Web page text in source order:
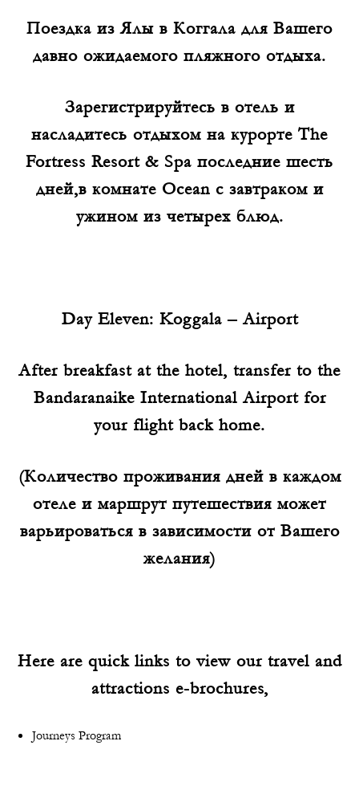
Поездка из Ялы в Коггала для Вашего
давно ожидаемого пляжного отдыха.
Зарегистрируйтесь в отель и
насладитесь отдыхом на курорте The
Fortress Resort & Spa последние шесть
дней,в комнате Ocean с завтраком и
ужином из четырех блюд.
Day Eleven: Koggala – Airport
After breakfast at the hotel, transfer to the
Bandaranaike International Airport for
your flight back home.
(Количество проживания дней в каждом
отеле и маршрут путешествия может
варьироваться в зависимости от Вашего
желания)
Here are quick links to view our travel and
attractions e-brochures,
Journeys Program